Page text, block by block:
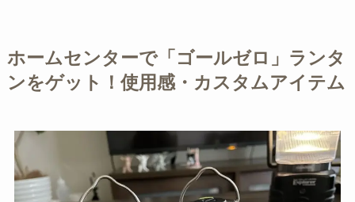
ホームセンターで「ゴールゼロ」ランタ
ンをゲット！使用感・カスタムアイテム